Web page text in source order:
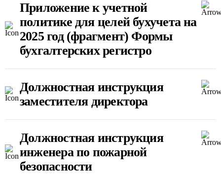
Приложение к учетной
политике для целей бухучета на
2025 год (фрагмент) Формы
бухгалтерских регистро
Должностная инструкция
заместителя директора
Должностная инструкция
инженера по пожарной
безопасности